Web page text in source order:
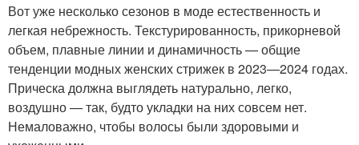
Вот уже несколько сезонов в моде естественность и
легкая небрежность. Текстурированность, прикорневой
объем, плавные линии и динамичность — общие
тенденции модных женских стрижек в 2023—2024 годах.
Прическа должна выглядеть натурально, легко,
воздушно — так, будто укладки на них совсем нет.
Немаловажно, чтобы волосы были здоровыми и